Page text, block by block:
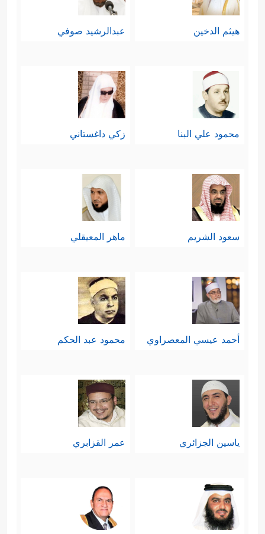
هيثم الدخين عبدالرشيد صوفي
محمود علي البنا زكي داغستاني
سعود الشريم ماهر المعيقلي
أحمد عيسي المعصراوي محمود عبد الحكم
ياسين الجزائري عمر القزابري